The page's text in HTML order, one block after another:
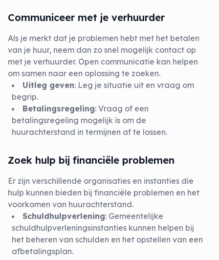
Communiceer met je verhuurder
Als je merkt dat je problemen hebt met het betalen
van je huur, neem dan zo snel mogelijk contact op
met je verhuurder. Open communicatie kan helpen
om samen naar een oplossing te zoeken.
Uitleg geven: Leg je situatie uit en vraag om
begrip.
Betalingsregeling: Vraag of een
betalingsregeling mogelijk is om de
huurachterstand in termijnen af te lossen.
Zoek hulp bij financiële problemen
Er zijn verschillende organisaties en instanties die
hulp kunnen bieden bij financiële problemen en het
voorkomen van huurachterstand.
Schuldhulpverlening: Gemeentelijke
schuldhulpverleningsinstanties kunnen helpen bij
het beheren van schulden en het opstellen van een
afbetalingsplan.